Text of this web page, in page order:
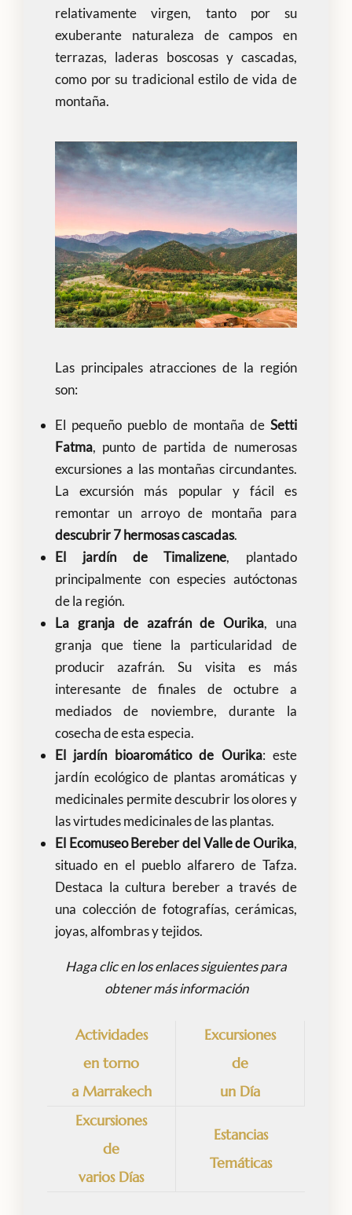
relativamente virgen, tanto por su
exuberante naturaleza de campos en
terrazas, laderas boscosas y cascadas,
como por su tradicional estilo de vida de
montaña.
Las principales atracciones de la región
son:
El pequeño pueblo de montaña de Setti
Fatma, punto de partida de numerosas
excursiones a las montañas circundantes.
La excursión más popular y fácil es
remontar un arroyo de montaña para
descubrir 7 hermosas cascadas.
El jardín de Timalizene, plantado
principalmente con especies autóctonas
de la región.
La granja de azafrán de Ourika, una
granja que tiene la particularidad de
producir azafrán. Su visita es más
interesante de finales de octubre a
mediados de noviembre, durante la
cosecha de esta especia.
El jardín bioaromático de Ourika: este
jardín ecológico de plantas aromáticas y
medicinales permite descubrir los olores y
las virtudes medicinales de las plantas.
El Ecomuseo Bereber del Valle de Ourika,
situado en el pueblo alfarero de Tafza.
Destaca la cultura bereber a través de
una colección de fotografías, cerámicas,
joyas, alfombras y tejidos.
Haga clic en los enlaces siguientes para
obtener más información
Actividades
en torno
a Marrakech
Excursiones
de
un Día
Excursiones
de
varios Días
Estancias
Temáticas